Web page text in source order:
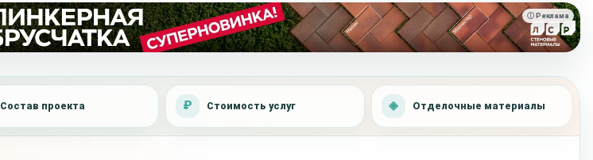
ⓘ Реклама
Состав проекта Стоимость услуг Отделочные материалы